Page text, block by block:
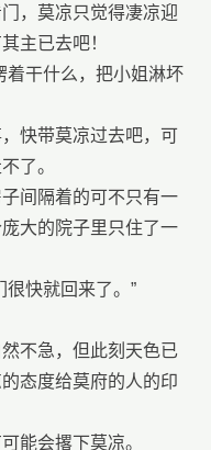
，莫凉只觉得凄凉迎
主已去吧！
着干什么，把小姐淋坏
快带莫凉过去吧，可
了。
间隔着的可不只有一
大的院子里只住了一
很快就回来了。”
不急，但此刻天色已
态度给莫府的人的印
能会撂下莫凉。